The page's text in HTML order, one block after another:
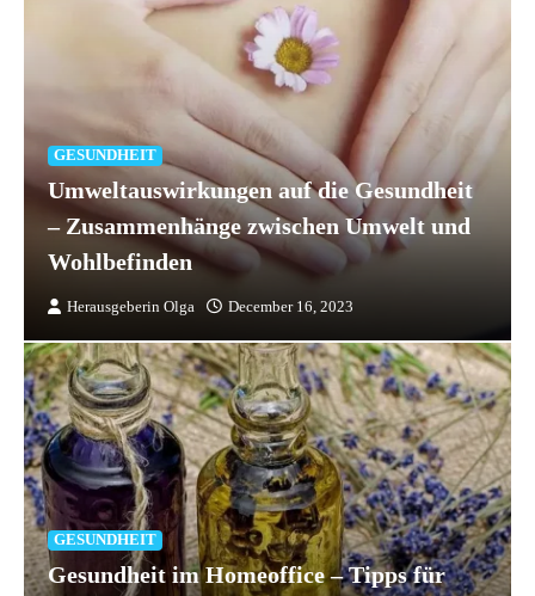
GESUNDHEIT
Umweltauswirkungen auf die Gesundheit
– Zusammenhänge zwischen Umwelt und
Wohlbefinden
Herausgeberin Olga December 16, 2023
GESUNDHEIT
Gesundheit im Homeoffice – Tipps für